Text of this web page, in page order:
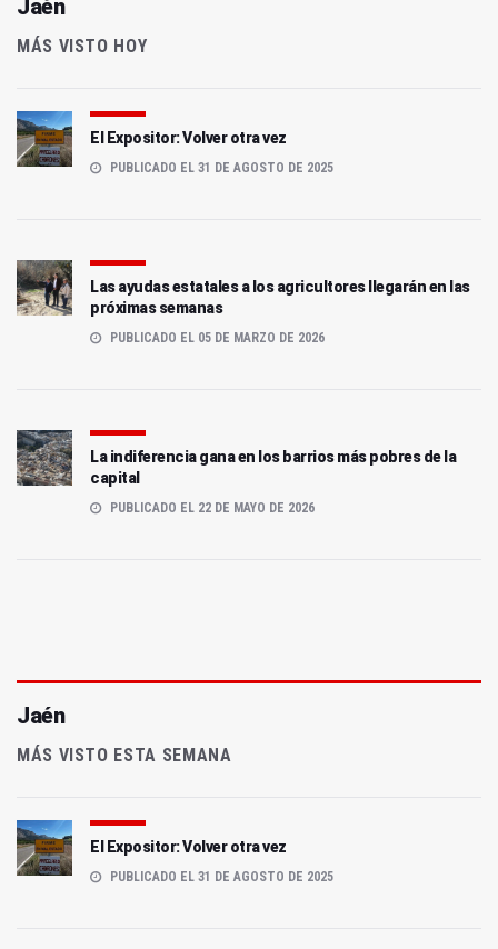
Jaén
MÁS VISTO HOY
El Expositor: Volver otra vez
PUBLICADO EL 31 DE AGOSTO DE 2025
Las ayudas estatales a los agricultores llegarán en las
próximas semanas
PUBLICADO EL 05 DE MARZO DE 2026
La indiferencia gana en los barrios más pobres de la
capital
PUBLICADO EL 22 DE MAYO DE 2026
Jaén
MÁS VISTO ESTA SEMANA
El Expositor: Volver otra vez
PUBLICADO EL 31 DE AGOSTO DE 2025